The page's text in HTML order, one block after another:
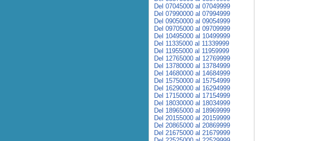
Del 07045000 al 07049999
Del 07990000 al 07994999
Del 09050000 al 09054999
Del 09705000 al 09709999
Del 10495000 al 10499999
Del 11335000 al 11339999
Del 11955000 al 11959999
Del 12765000 al 12769999
Del 13780000 al 13784999
Del 14680000 al 14684999
Del 15750000 al 15754999
Del 16290000 al 16294999
Del 17150000 al 17154999
Del 18030000 al 18034999
Del 18965000 al 18969999
Del 20155000 al 20159999
Del 20865000 al 20869999
Del 21675000 al 21679999